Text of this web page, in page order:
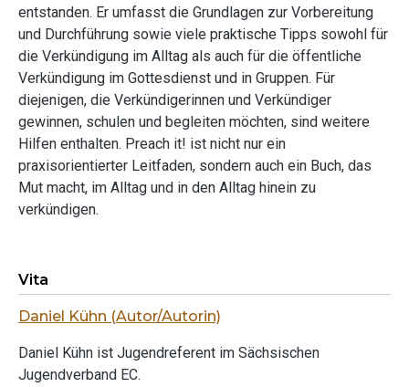
entstanden. Er umfasst die Grundlagen zur Vorbereitung
und Durchführung sowie viele praktische Tipps sowohl für
die Verkündigung im Alltag als auch für die öffentliche
Verkündigung im Gottesdienst und in Gruppen. Für
diejenigen, die Verkündigerinnen und Verkündiger
gewinnen, schulen und begleiten möchten, sind weitere
Hilfen enthalten. Preach it! ist nicht nur ein
praxisorientierter Leitfaden, sondern auch ein Buch, das
Mut macht, im Alltag und in den Alltag hinein zu
verkündigen.
Vita
Daniel Kühn (Autor/Autorin)
Daniel Kühn ist Jugendreferent im Sächsischen
Jugendverband EC.